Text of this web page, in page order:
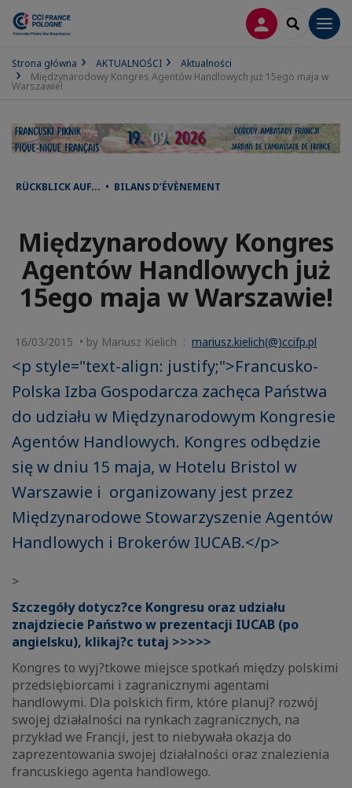
LOGOWANIE
SEARCH
Strona główna AKTUALNOŚCI
Aktualności
Międzynarodowy Kongres Agentów Handlowych już 15ego maja w
Warszawie!
RÜCKBLICK AUF... • BILANS D’ÉVÈNEMENT
Międzynarodowy Kongres
Agentów Handlowych już
15ego maja w Warszawie!
16/03/2015 • by Mariusz Kielich : mariusz.kielich(@)ccifp.pl
<p style="text-align: justify;">Francusko-
Polska Izba Gospodarcza zachęca Państwa
do udziału w Międzynarodowym Kongresie
Agentów Handlowych. Kongres odbędzie
się w dniu 15 maja, w Hotelu Bristol w
Warszawie i organizowany jest przez
Międzynarodowe Stowarzyszenie Agentów
Handlowych i Brokerów IUCAB.</p>
>
Szczegóły dotycz?ce Kongresu oraz udziału
znajdziecie Państwo w prezentacji IUCAB (po
angielsku), klikaj?c tutaj >>>>>
Kongres to wyj?tkowe miejsce spotkań między polskimi
przedsiębiorcami i zagranicznymi agentami
handlowymi. Dla polskich firm, które planuj? rozwój
swojej działalności na rynkach zagranicznych, na
przykład we Francji, jest to niebywała okazja do
zaprezentowania swojej działalności oraz znalezienia
francuskiego agenta handlowego.